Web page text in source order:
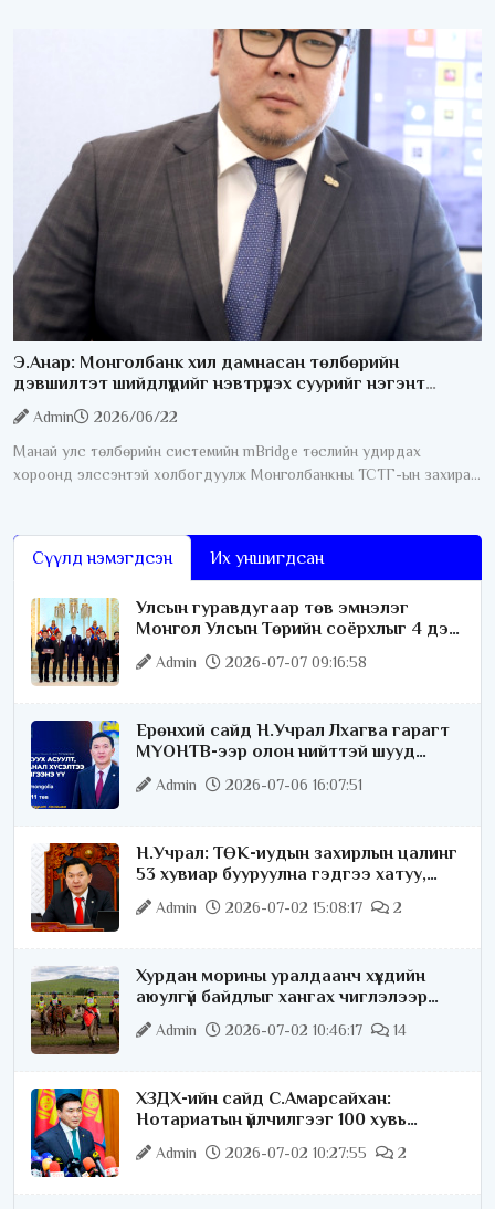
Э.Анар: Монголбанк хил дамнасан төлбөрийн
дэвшилтэт шийдлүүдийг нэвтрүүлэх суурийг нэгэнт
Admin
2026/06/22
Манай улс төлбөрийн системийн mBridge төслийн удирдах
хороонд элссэнтэй холбогдуулж Монголбанкны ТСТГ-ын захирал
Сүүлд нэмэгдсэн Их уншигдсан
Улсын гуравдугаар төв эмнэлэг
Монгол Улсын Төрийн соёрхлыг 4 дэх
Admin 2026-07-07 09:16:58
Ерөнхий сайд Н.Учрал Лхагва гарагт
МҮОНТВ-ээр олон нийттэй шууд
Admin 2026-07-06 16:07:51
Н.Учрал: ТӨК-иудын захирлын цалинг
53 хувиар бууруулна гэдгээ хатуу,
Admin 2026-07-02 15:08:17 2
Хурдан морины уралдаанч хүүхдийн
аюулгүй байдлыг хангах чиглэлээр
Admin 2026-07-02 10:46:17 14
ХЗДХ-ийн сайд С.Амарсайхан:
Нотариатын үйлчилгээг 100 хувь
Admin 2026-07-02 10:27:55 2